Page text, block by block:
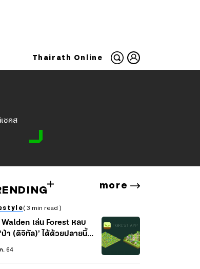
Thairath Online
ชคส
( 3 min read )
เล่น Forest หลบ
ป่า (ดิจิทัล)’ ได้ด้วยปลายนิ้ว
วิถีทางแบบหัวหน้าฮง
. 64
more